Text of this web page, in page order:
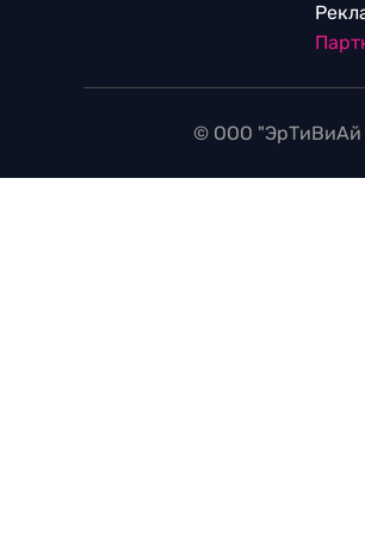
© ООО "ЭрТиВиАй